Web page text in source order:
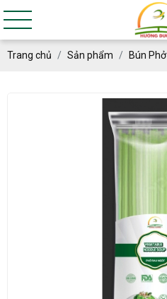
Trang chủ Sản phẩm Bún Phở